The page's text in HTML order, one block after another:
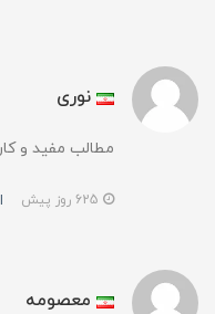
نوری
مطالب مفید و
معصومه